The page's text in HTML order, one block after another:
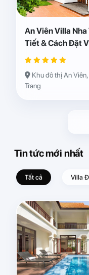
An Viên Villa
Tiết & Cách Đặt
Abogo
Khu đô thị An
Trang
Tin tức mới nhất
Tất cả Villa